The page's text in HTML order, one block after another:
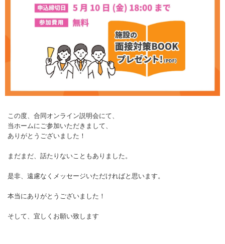
この度、合同オンライン説明会にて、
当ホームにご参加いただきまして、
ありがとうございました！
まだまだ、話たりないこともありました。
是非、遠慮なくメッセージいただければと思います。
本当にありがとうございました！
そして、宜しくお願い致します